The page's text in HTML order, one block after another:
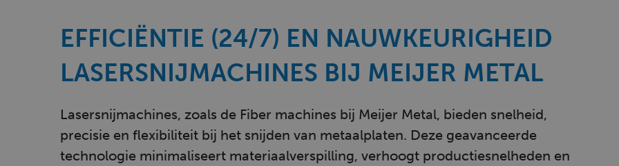
EFFICIËNTIE (24/7) EN NAUWKEURIGHEID
LASERSNIJMACHINES BIJ MEIJER METAL
Lasersnijmachines, zoals de Fiber machines bij Meijer Metal, bieden snelheid,
precisie en flexibiliteit bij het snijden van metaalplaten. Deze geavanceerde
technologie minimaliseert materiaalverspilling, verhoogt productiesnelheden en